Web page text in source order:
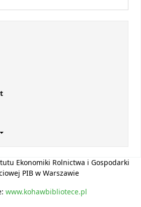
Ekonomiki Rolnictwa i Gospodarki
PIB w Warszawie
www.kohawbibliotece.pl